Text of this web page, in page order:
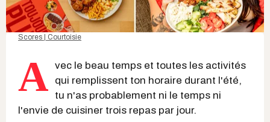
Scores | Courtoisie
A vec le beau temps et toutes les activités
qui remplissent ton horaire durant l'été,
tu n'as probablement ni le temps ni
l'envie de cuisiner trois repas par jour.